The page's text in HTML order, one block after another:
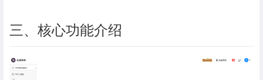
三、核心功能介绍